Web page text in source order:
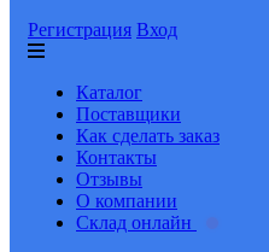
Регистрация Вход
Каталог
Поставщики
Как сделать заказ
Контакты
Отзывы
О компании
Склад онлайн